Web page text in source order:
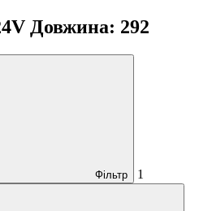
Довжина: 292
Фільтр 1